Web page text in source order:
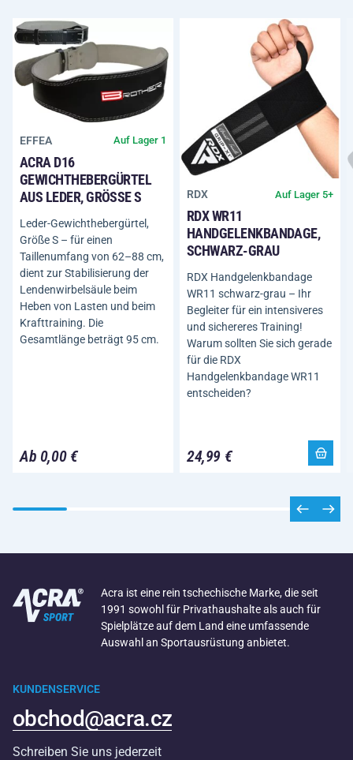
EFFEA Auf Lager 1
ACRA D16
GEWICHTHEBERGÜRTEL
AUS LEDER, GRÖSSE S
Leder-Gewichthebergürtel,
Größe S – für einen
Taillenumfang von 62–88 cm,
dient zur Stabilisierung der
Lendenwirbelsäule beim
Heben von Lasten und beim
Krafttraining. Die
Gesamtlänge beträgt 95 cm.
Ab 0,00 €
RDX Auf Lager 5+
RDX WR11
HANDGELENKBANDAGE,
SCHWARZ-GRAU
RDX Handgelenkbandage
WR11 schwarz-grau – Ihr
Begleiter für ein intensiveres
und sichereres Training!
Warum sollten Sie sich gerade
für die RDX
Handgelenkbandage WR11
entscheiden?
24,99 €
Acra ist eine rein tschechische Marke, die seit
1991 sowohl für Privathaushalte als auch für
Spielplätze auf dem Land eine umfassende
Auswahl an Sportausrüstung anbietet.
KUNDENSERVICE
obchod@acra.cz
Schreiben Sie uns jederzeit